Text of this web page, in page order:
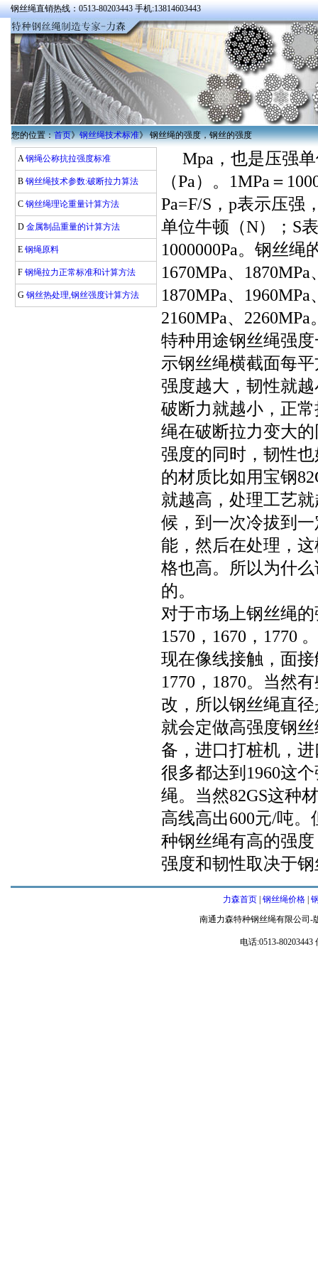
钢丝绳直销热线：0513-80203443 手机:13814603443
您的位置：首页》钢丝绳技术标准》 钢丝绳的强度，钢丝的强度
A钢绳公称抗拉强度标准
B 钢丝绳技术参数:破断拉力算法
C 钢丝绳理论重量计算方法
D 金属制品重量的计算方法
E 钢绳原料
F 钢绳拉力正常标准和计算方法
G 钢丝热处理,钢丝强度计算方法
Mpa，也是压强单
（Pa）。1MPa＝
Pa=F/S，p表示压强
单位牛顿（N）；S
1000000Pa。钢丝绳
1670MPa、
1870MPa、
2160MPa、
特种用途钢丝绳强度
示钢丝绳横截面每
强度越大，韧性就
破断力就越小，正
绳在破断拉力变大
强度的同时，韧性
的材质比如用宝钢
就越高，处理工艺
候，到一次冷拔到
能，然后在处理，
格也高。所以为什
的。
对于市场上钢丝绳
1570，1670，1770
现在像线接触，面
1770，1870。当然
改，所以钢丝绳直
就会定做高强度钢
备，进口打桩机，
很多都达到1960这
绳。当然82GS这种
高线高出600元/吨
种钢丝绳有高的强
强度和韧性取决于
力森首页 钢丝绳价格
南通力森特种钢丝绳有限公司-
电话:0513-80203443